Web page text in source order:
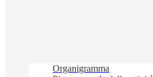
Organigramma